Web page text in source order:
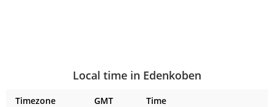
Local time in Edenkoben
Timezone GMT
Time